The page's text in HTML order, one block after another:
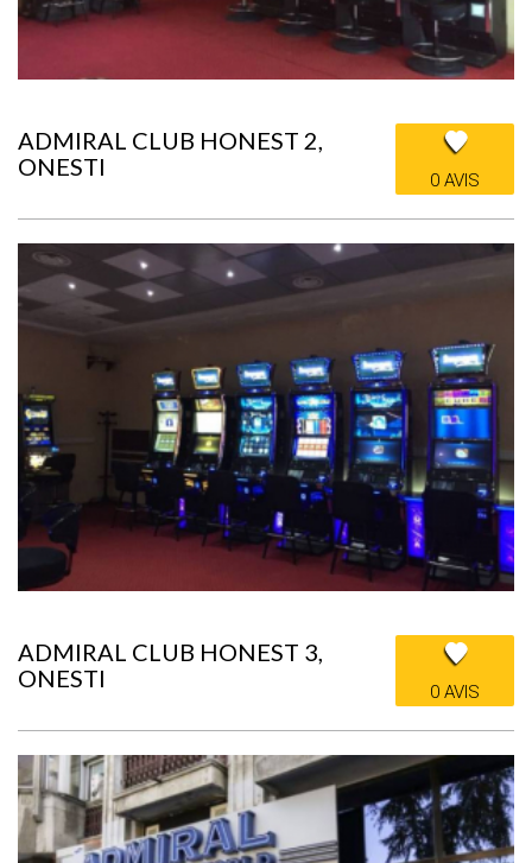
ADMIRAL CLUB HONEST 2,
ONESTI
0 AVIS
ADMIRAL CLUB HONEST 3,
ONESTI
0 AVIS